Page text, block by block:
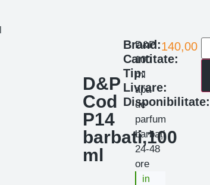
D&P
Cod
P14
barbati,100
ml
Brand:
Cantitate:
Tip:
Livrare:
Disponibilitate:
D&P
100
ml
apa
de
parfum
barbați
24-48
ore
in
140,00